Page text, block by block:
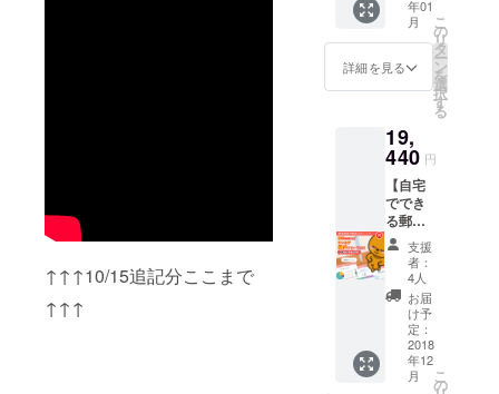
↑↑↑10/15追記分ここまで
↑↑↑
集長
★発酵ライ
フ推進協会
立ち上げ&事
★腸活イベ
ント随時開
動画付
きで、
腸活
ゲーム
「腸内
けしま
す！
（送料
込み）
※画像は
サンプ
ルで
す。 ※
発送は
日本国
内の
み。海
外への
ご送付
をご希
年01
月
詳細を見る
こ
の
リ
タ
ー
ン
を
選
択
す
る
19,
440 円
【自宅
ででき
る郵送
検査で
腸活ス
タート
パッ
ク】
ウンロ
グ株式
会社×長
谷川ろ
支援
者：
4人
お届
け予
定：
2018
年12
月
こ
の